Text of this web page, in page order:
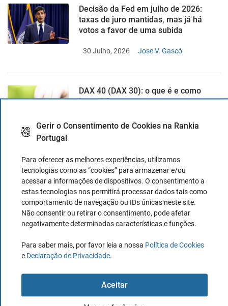
Gerir o Consentimento de Cookies na Rankia
Portugal
Para oferecer as melhores experiências, utilizamos
tecnologias como as “cookies” para armazenar e/ou
acessar a informações de dispositivos. O consentimento a
estas tecnologias nos permitirá processar dados tais como
comportamento de navegação ou IDs únicas neste site.
Não consentir ou retirar o consentimento, pode afetar
negativamente determinadas características e funções.
Para saber mais, por favor leia a nossa Política de Cookies
e Declaração de Privacidade
Aceitar
Decisão da Fed em julho de 2026:
taxas de juro mantidas, mas já há
votos a favor de uma subida
30 Julho, 2026 Jose V. Gascó
DAX 40 (DAX 30): o que é e como
investir?
16 Fevereiro, 2021 Diana Costa
TOP AUTHORS
Diana Costa
417 articles 909.5k views
385.5k views